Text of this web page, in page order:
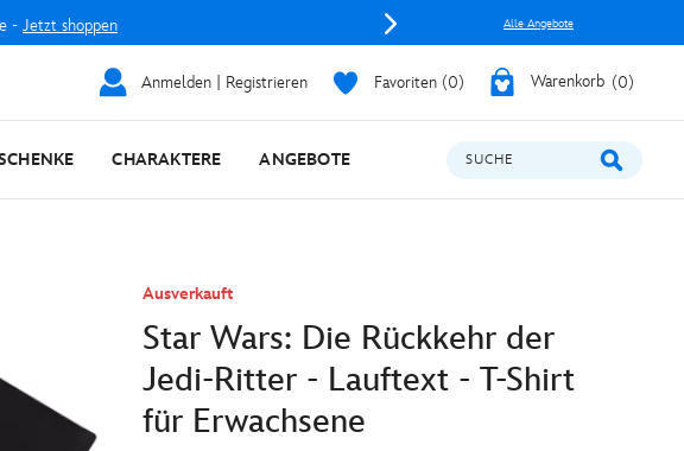
- Jetzt shoppen Alle Angebote
Anmelden | Registrieren Favoriten 0 Warenkorb 0
CHARAKTERE ANGEBOTE SUCHE
Ausverkauft
Star Wars: Die Rückkehr der
Jedi-Ritter - Lauftext - T-Shirt
für Erwachsene